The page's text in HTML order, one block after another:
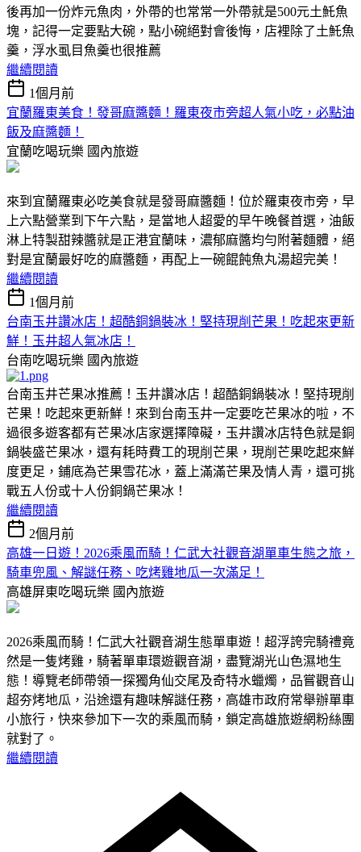
後再加一份炸元魚肉，外帶的也常常一外帶就是500元土魠魚
塊，記得一定要點大碗，點小碗絕對會後悔，店裡除了土魠魚
羹，浮水虱目魚羹也很推薦
繼續閱讀
1個月前
宜蘭羅東美食！發哥麻醬麵！羅東夜市旁超人氣小吃，必點油
飯及麻醬麵！
宜蘭吃喝玩樂 國內旅遊
來到宜蘭羅東必吃美食就是發哥麻醬麵！位於羅東夜市旁，早
上六點營業到下午六點，是當地人超愛的早午晚餐首選，油飯
淋上特製甜辣醬就是正港宜蘭味，濃郁麻醬均勻附著麵體，絕
對是宜蘭最好吃的麻醬麵，再配上一碗餛飩魚丸湯超完美！
繼續閱讀
1個月前
台南玉井讚冰店！超酷銅鍋裝冰！堅持現削芒果！吃起來更新
鮮！玉井超人氣冰店！
台南吃喝玩樂 國內旅遊
台南玉井芒果冰推薦！玉井讚冰店！超酷銅鍋裝冰！堅持現削
芒果！吃起來更新鮮！來到台南玉井一定要吃芒果冰的啦，不
過很多遊客都有芒果冰店家選擇障礙，玉井讚冰店特色就是銅
鍋裝盛芒果冰，還有耗時費工的現削芒果，現削芒果吃起來鮮
度更足，鋪底為芒果雪花冰，蓋上滿滿芒果及情人青，還可挑
戰五人份或十人份銅鍋芒果冰！
繼續閱讀
2個月前
高雄一日遊！2026乘風而騎！仁武大社觀音湖單車生態之旅，
騎車兜風、解謎任務、吃烤雞地瓜一次滿足！
高雄屏東吃喝玩樂 國內旅遊
2026乘風而騎！仁武大社觀音湖生態單車遊！超浮誇完騎禮竟
然是一隻烤雞，騎著單車環遊觀音湖，盡覽湖光山色濕地生
態！導覽老師帶領一探獨角仙交尾及奇特水蠟燭，品嘗觀音山
超夯烤地瓜，沿途還有趣味解謎任務，高雄市政府常舉辦單車
小旅行，快來參加下一次的乘風而騎，鎖定高雄旅遊網粉絲團
就對了。
繼續閱讀